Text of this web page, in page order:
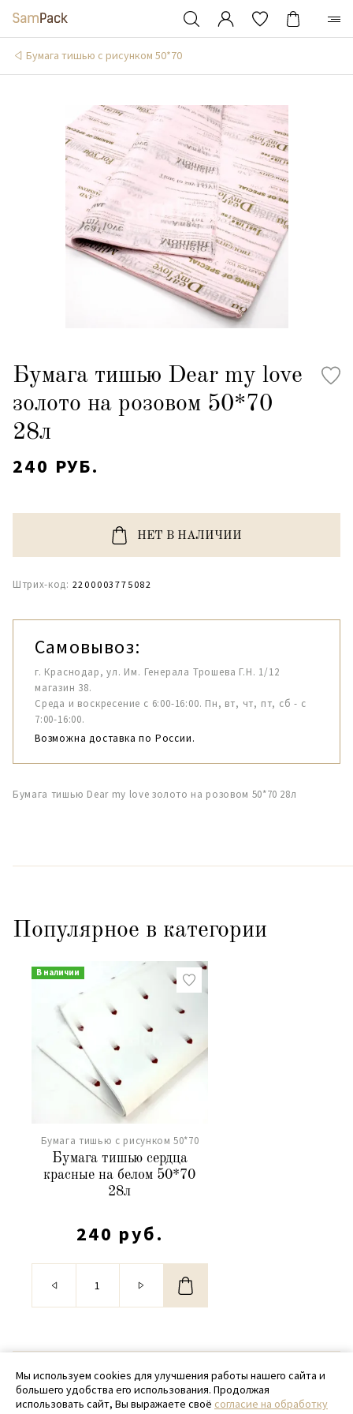
Бумага тишью с рисунком 50*70
Бумага тишью Dear my love
золото на розовом 50*70
28л
240 РУБ.
НЕТ В НАЛИЧИИ
Штрих-код: 2200003775082
Самовывоз:
г. Краснодар, ул. Им. Генерала Трошева Г.Н. 1/12
магазин 38.
Среда и воскресение с 6:00-16:00. Пн, вт, чт, пт, сб - с
7:00-16:00.
Возможна доставка по России.
Бумага тишью Dear my love золото на розовом 50*70 28л
Популярное в категории
В наличии
Бумага тишью с рисунком 50*70
Бумага тишью сердца
красные на белом 50*70
28л
240 руб.
© 2020 - 2026 SamPack
+ 7 (918) 699-97-87
Мы используем cookies для улучшения работы нашего сайта и
большего удобства его использования. Продолжая
использовать сайт, Вы выражаете своё согласие на обработку